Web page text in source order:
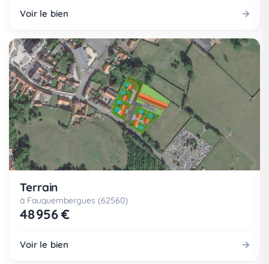
Voir le bien
Terrain
à Fauquembergues (62560)
48 956 €
Voir le bien